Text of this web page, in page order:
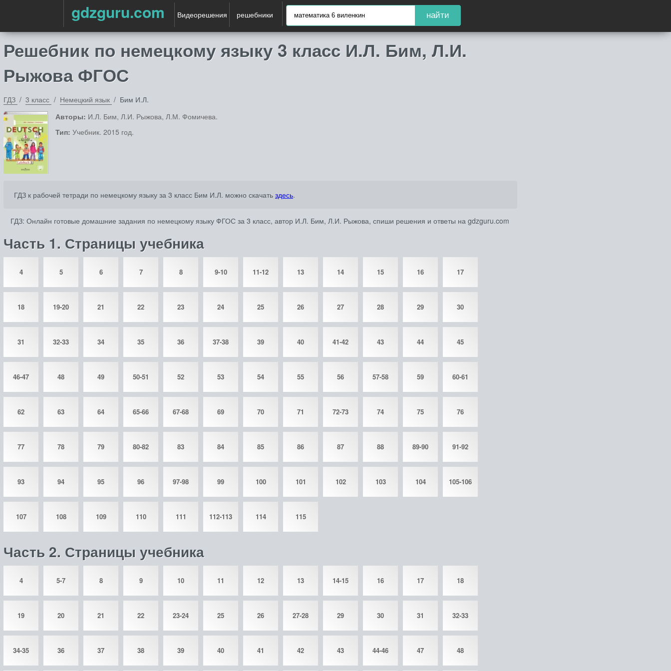
gdzguru.com Видеорешения решебники найти
Решебник по немецкому языку 3 класс И.Л. Бим, Л.И.
Рыжова ФГОС
ГДЗ 3 класс Немецкий язык
Бим И.Л.
Авторы: И.Л. Бим, Л.И. Рыжова, Л.М. Фомичева.
Тип: Учебник. 2015 год.
ГДЗ к рабочей тетради по немецкому языку за 3 класс Бим И.Л. можно скачать здесь.
ГДЗ: Онлайн готовые домашние задания по немецкому языку ФГОС за 3 класс, автор И.Л. Бим, Л.И. Рыжова, спиши решения и ответы на gdzguru.com
Часть 1. Страницы учебника
4 5 6 7 8 9-10 11-12 13 14 15 16 17
18 19-20 21 22 23 24 25 26 27 28 29 30
31 32-33 34 35 36 37-38 39 40 41-42 43 44 45
46-47 48 49 50-51 52 53 54 55 56 57-58 59 60-61
62 63 64 65-66 67-68 69 70 71 72-73 74 75 76
77 78 79 80-82 83 84 85 86 87 88 89-90 91-92
93 94 95 96 97-98 99 100 101 102 103 104 105-106
107 108 109 110 111 112-113 114 115
Часть 2. Страницы учебника
4 5-7 8 9 10 11 12 13 14-15 16 17 18
19 20 21 22 23-24 25 26 27-28 29 30 31 32-33
34-35 36 37 38 39 40 41 42 43 44-46 47 48